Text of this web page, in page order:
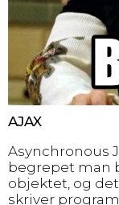
AJAX
Asynchronous
begrepet man
objektet, og
skriver